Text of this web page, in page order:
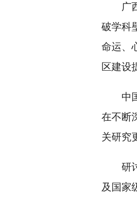
广
破学科
命运、
区建设
中
在不断
关研究
研
及国家